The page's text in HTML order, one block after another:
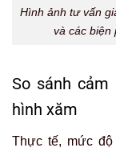
Hình ảnh tư vấn
và các biện
So sánh cảm
hình xăm
Thực tế, mức